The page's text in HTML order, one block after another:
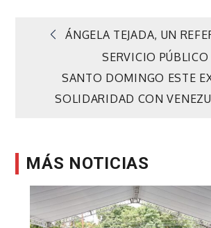
Navegación
ÁNGELA TEJADA, UN
SERVICIO PÚBLICO
SANTO DOMINGO ESTE
SOLIDARIDAD CON
MÁS NOTICIAS